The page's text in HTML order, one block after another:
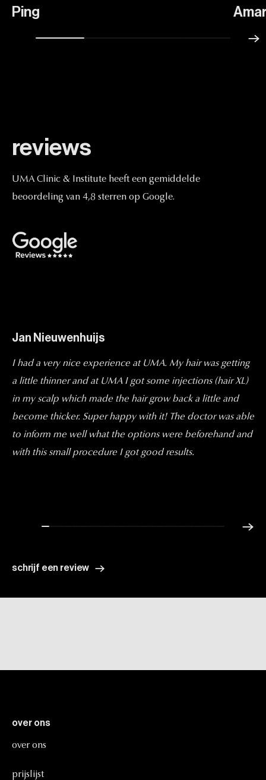
Ping
reviews
UMA Clinic & Institute heeft een gemiddelde
beoordeling van 4,8 sterren op Google.
Jan Nieuwenhuijs
I had a very nice experience at UMA. My hair was getting
a little thinner and at UMA I got some injections (hair XL)
in my scalp which made the hair grow back a little and
become thicker. Super happy with it! The doctor was able
to inform me well what the options were beforehand and
with this small procedure I got good results.
schrijf een review
over ons
over ons
prijslijst